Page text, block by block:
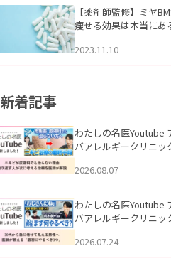
【薬剤師監修】ミヤ
痩せる効果は本当にあ
2023.11.10
新着記事
わたしの名医Youtube
バアレルギークリニッ
らない理由｜繰り返す
説」を公開いたしまし
2026.08.07
わたしの名医Youtube
バアレルギークリニッ
える男性へ｜医師が教
2026.07.24